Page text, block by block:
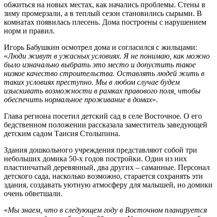
обжиться на новых местах, как начались проблемы. Стены в
зиму промерзали, а в теплый сезон становились сырыми. В
комнатах появилась плесень. Дома построены с нарушением
норм и правил.
Игорь Бабушкин осмотрел дома и согласился с жильцами:
«Люди живут в ужасных условиях. Я не понимаю, как можно
было изначально выбрать это место и допустить такое
низкое качество строительства. Оставлять людей жить в
таких условиях преступно. Мы в любом случае будем
изыскивать возможности в рамках правового поля, чтобы
обеспечить нормальное проживание в домах».
Глава региона посетил детский сад в селе Восточное. О его
бедственном положении рассказала заместитель заведующей
детским садом Таисия Столыпина.
Здания дошкольного учреждения представляют собой три
небольших домика 50-х годов постройки. Один из них
пластинчатый деревянный, два других – саманные. Персонал
детского сада, насколько возможно, старается сохранять эти
здания, создавать уютную атмосферу для малышей, но домики
очень обветшали.
«Мы знаем, что в следующем году в Восточном планируется